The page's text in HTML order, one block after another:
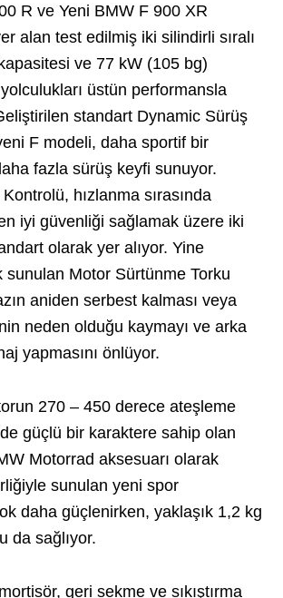
R ve Yeni BMW F 900 XR
alan test edilmiş iki silindirli sıralı
ve 77 kW (105 bg)
üstün performansla
standart Dynamic Sürüş
F modeli, daha sportif bir
fazla sürüş keyfi sunuyor.
hızlanma sırasında
iyi güvenliği sağlamak üzere iki
olarak yer alıyor. Yine
sunulan Motor Sürtünme Torku
aniden serbest kalması veya
neden olduğu kaymayı ve arka
yapmasını önlüyor.
270 – 450 derece ateşleme
güçlü bir karaktere sahip olan
Motorrad aksesuarı olarak
sunulan yeni spor
daha güçlenirken, yaklaşık 1,2 kg
da sağlıyor.
geri sekme ve sıkıştırma